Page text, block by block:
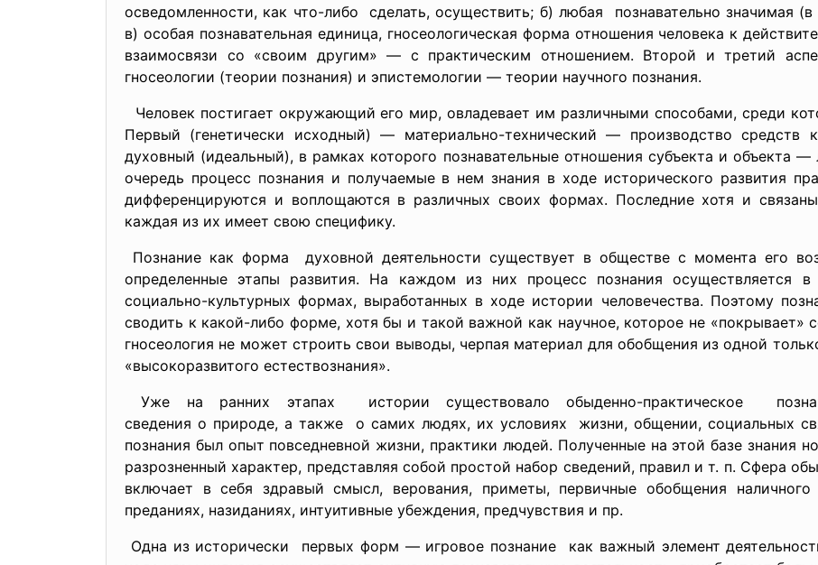
осведомленности, как что-либо сделать, осуществить; б) любая познавательно значимая
в) особая познавательная единица, гносеологическая форма отношения человека к
взаимосвязи со «своим другим» — с практическим отношением. Второй и третий
гносеологии (теории познания) и эпистемологии — теории научного познания.
Человек постигает окружающий его мир, овладевает им различными способами, среди
Первый (генетически исходный) — материально-технический — производство
духовный (идеальный), в рамках которого познавательные отношения субъекта и объекта
очередь процесс познания и получаемые в нем знания в ходе исторического развития
дифференцируются и воплощаются в различных своих формах. Последние хотя и
каждая из их имеет свою специфику.
Познание как форма духовной деятельности существует в обществе с момента его
определенные этапы развития. На каждом из них процесс познания осуществляется в
социально-культурных формах, выработанных в ходе истории человечества. Поэтому
сводить к какой-либо форме, хотя бы и такой важной как научное, которое не «покрывает»
гносеология не может строить свои выводы, черпая материал для обобщения из одной
«высокоразвитого естествознания».
Уже на ранних этапах истории существовало обыденно-практическое
сведения о природе, а также о самих людях, их условиях жизни, общении, социальных
познания был опыт повседневной жизни, практики людей. Полученные на этой базе знания
разрозненный характер, представляя собой простой набор сведений, правил и т. п. Сфера
включает в себя здравый смысл, верования, приметы, первичные обобщения
преданиях, назиданиях, интуитивные убеждения, предчувствия и пр.
Одна из исторически первых форм — игровое познание как важный элемент